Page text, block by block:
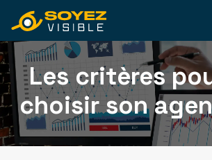
Les critères
choisir son